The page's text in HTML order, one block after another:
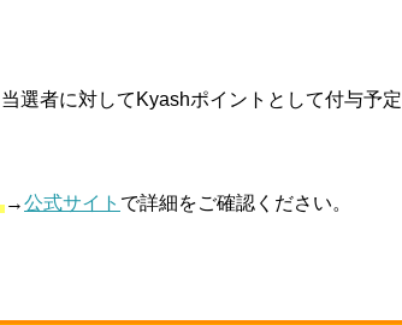
選者に対してKyashポイントとして付与予定
→公式サイト で詳細をご確認ください。